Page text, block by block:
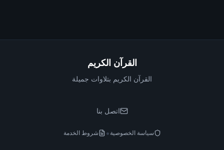
القرآن الكريم
القرآن الكريم بتلاوات جميلة
اتصل بنا
سياسة الخصوصية • شروط الخدمة